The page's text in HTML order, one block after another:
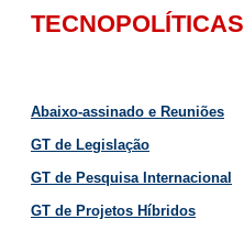
TECNOPOLÍTICAS
Abaixo-assinado e Reuniões
GT de Legislação
GT de Pesquisa Internacional
GT de Projetos Híbridos